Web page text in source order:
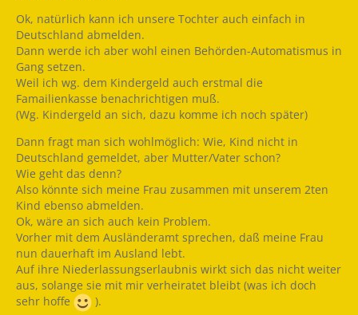
Ok, natürlich kann ich unsere Tochter auch einfach in
Deutschland abmelden.
Dann werde ich aber wohl einen Behörden-Automatismus in
Gang setzen.
Weil ich wg. dem Kindergeld auch erstmal die
Famailienkasse benachrichtigen muß.
(Wg. Kindergeld an sich, dazu komme ich noch später)
Dann fragt man sich wohlmöglich: Wie, Kind nicht in
Deutschland gemeldet, aber Mutter/Vater schon?
Wie geht das denn?
Also könnte sich meine Frau zusammen mit unserem 2ten
Kind ebenso abmelden.
Ok, wäre an sich auch kein Problem.
Vorher mit dem Ausländeramt sprechen, daß meine Frau
nun dauerhaft im Ausland lebt.
Auf ihre Niederlassungserlaubnis wirkt sich das nicht weiter
aus, solange sie mit mir verheiratet bleibt (was ich doch
sehr hoffe
).